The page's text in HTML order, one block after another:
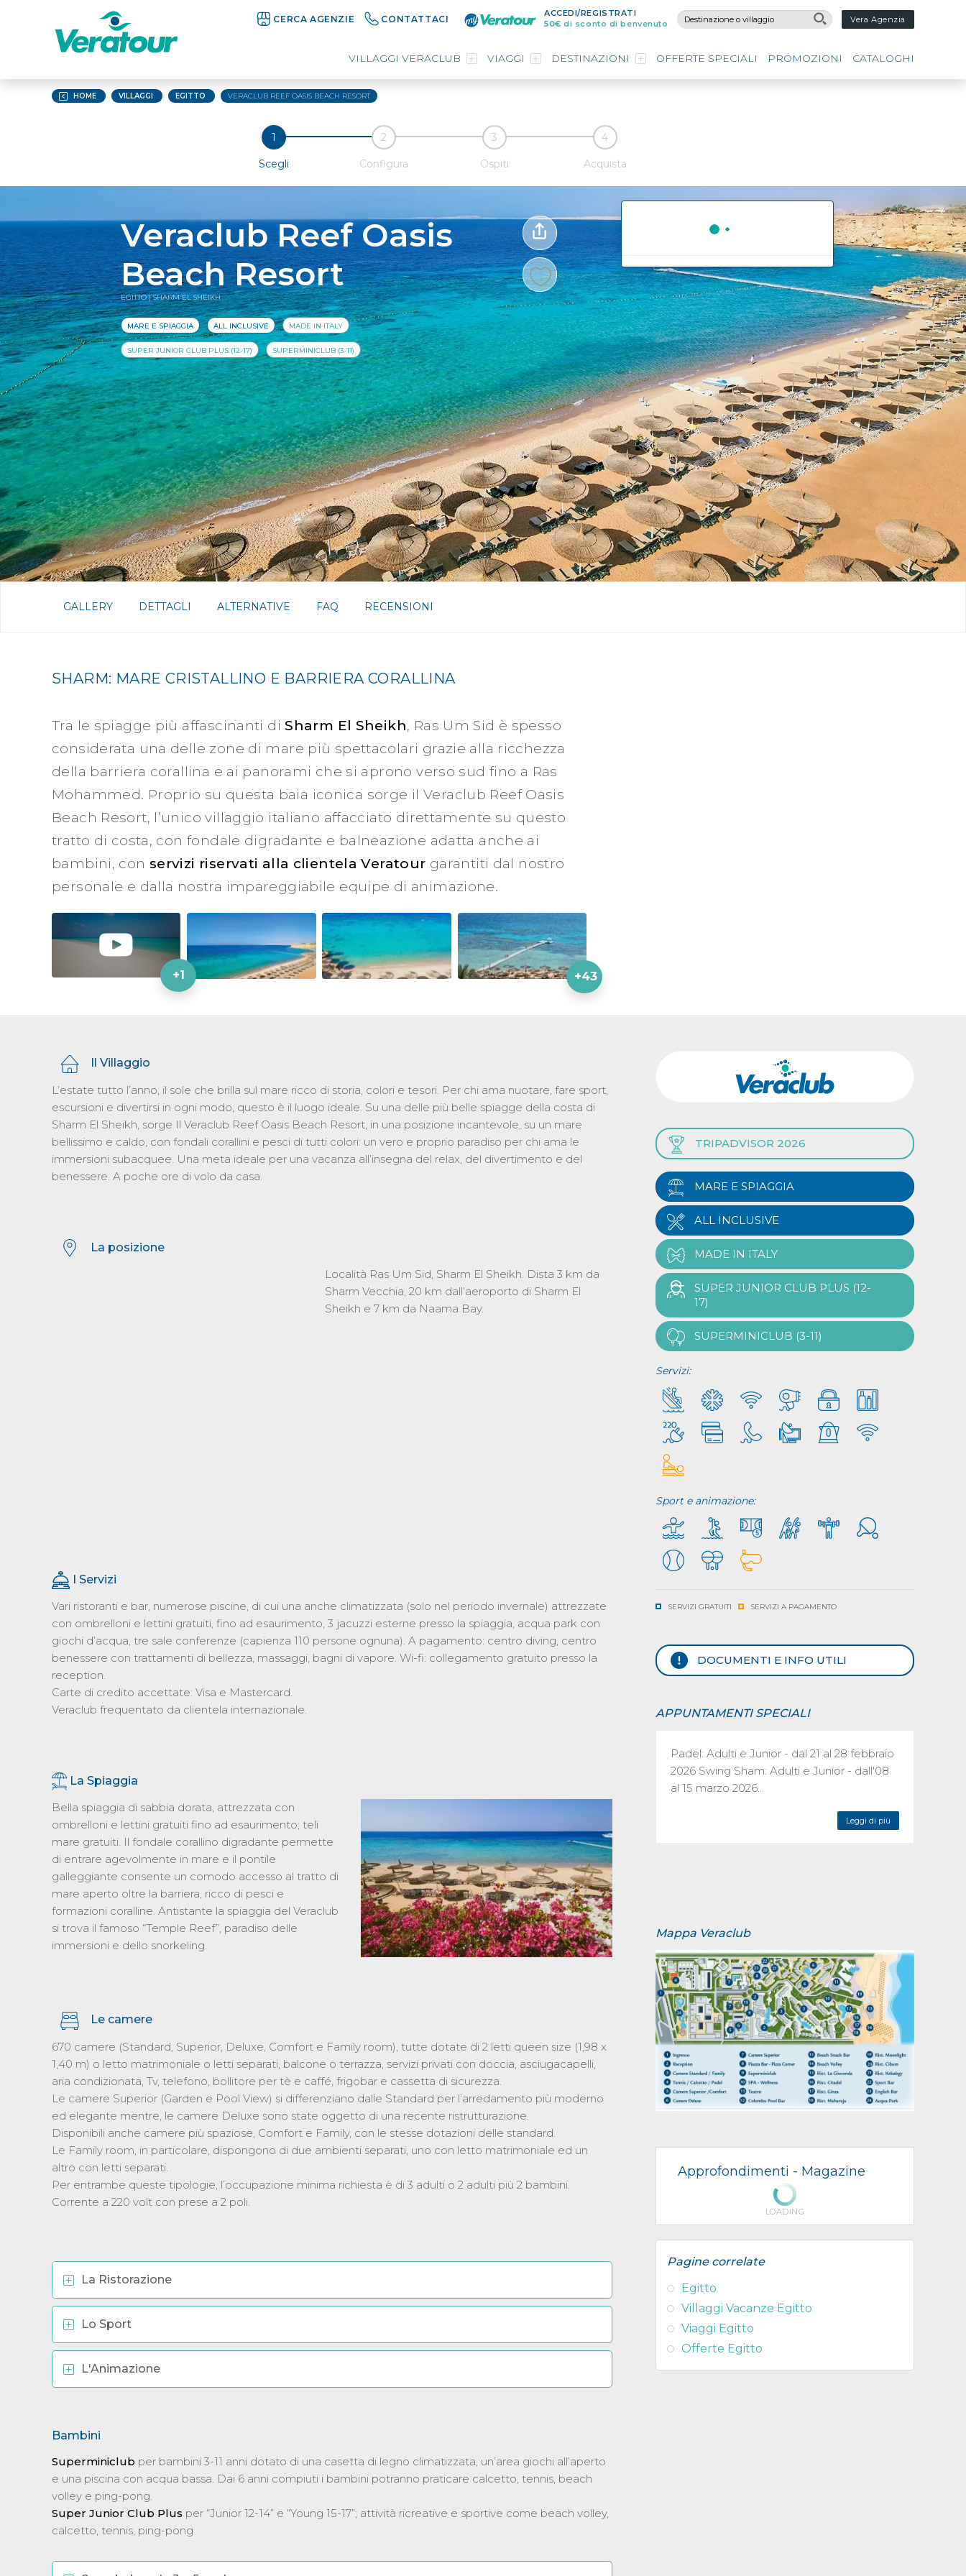
CERCA AGENZIE CONTATTACI
ACCEDI/REGISTRATI
50€ di sconto di benvenuto Vera Agenzia
VILLAGGI VERACLUB VIAGGI DESTINAZIONI OFFERTE SPECIALI PROMOZIONI CATALOGHI
HOME VILLAGGI EGITTO VERACLUB REEF OASIS BEACH RESORT
Scegli Configura Ospiti Acquista
Veraclub Reef Oasis
Beach Resort
EGITTO| SHARM EL SHEIKH
MARE E SPIAGGIA ALL INCLUSIVE MADE IN ITALY
SUPER JUNIOR CLUB PLUS (12-17) SUPERMINICLUB (3-11)
GALLERY DETTAGLI ALTERNATIVE FAQ RECENSIONI
SHARM: MARE CRISTALLINO E BARRIERA CORALLINA
Tra le spiagge più affascinanti diSharm El Sheikh, Ras Um Sid è spesso
considerata una delle zone di mare più spettacolari grazie alla ricchezza
della barriera corallina e ai panorami che si aprono verso sud fino a Ras
Mohammed. Proprio su questa baia iconica sorge il Veraclub Reef Oasis
Beach Resort, l’unico villaggio italiano affacciato direttamente su questo
tratto di costa, con fondale digradante e balneazione adatta anche ai
bambini, con servizi riservati alla clientela Veratour garantiti dal nostro
personale e dalla nostra impareggiabile equipe di animazione.
+1 +43
Il Villaggio
L’estate tutto l’anno, il sole che brilla sul mare ricco di storia, colori e tesori. Per chi ama nuotare, fare sport,
escursioni e divertirsi in ogni modo, questo è il luogo ideale. Su una delle più belle spiagge della costa di
Sharm El Sheikh, sorge Il Veraclub Reef Oasis Beach Resort, in una posizione incantevole, su un mare
bellissimo e caldo, con fondali corallini e pesci di tutti colori: un vero e proprio paradiso per chi ama le
immersioni subacquee. Una meta ideale per una vacanza all’insegna del relax, del divertimento e del
benessere. A poche ore di volo da casa.
La posizione
Località Ras Um Sid, Sharm El Sheikh. Dista 3 km da
Sharm Vecchia, 20 km dall’aeroporto di Sharm El
Sheikh e 7 km da Naama Bay.
I Servizi
Vari ristoranti e bar, numerose piscine, di cui una anche climatizzata (solo nel periodo invernale) attrezzate
con ombrelloni e lettini gratuiti, fino ad esaurimento, 3 jacuzzi esterne presso la spiaggia, acqua park con
giochi d’acqua, tre sale conferenze (capienza 110 persone ognuna). A pagamento: centro diving, centro
benessere con trattamenti di bellezza, massaggi, bagni di vapore. Wi-fi: collegamento gratuito presso la
reception.
Carte di credito accettate: Visa e Mastercard.
Veraclub frequentato da clientela internazionale.
La Spiaggia
Bella spiaggia di sabbia dorata, attrezzata con
ombrelloni e lettini gratuiti fino ad esaurimento; teli
mare gratuiti. Il fondale corallino digradante permette
di entrare agevolmente in mare e il pontile
galleggiante consente un comodo accesso al tratto di
mare aperto oltre la barriera, ricco di pesci e
formazioni coralline. Antistante la spiaggia del Veraclub
si trova il famoso “Temple Reef”, paradiso delle
immersioni e dello snorkeling.
Le camere
670 camere (Standard, Superior, Deluxe, Comfort e Family room), tutte dotate di 2 letti queen size (1,98 x
1,40 m) o letto matrimoniale o letti separati, balcone o terrazza, servizi privati con doccia, asciugacapelli,
aria condizionata, Tv, telefono, bollitore per tè e caffé, frigobar e cassetta di sicurezza.
Le camere Superior (Garden e Pool View) si differenziano dalle Standard per l’arredamento più moderno
ed elegante mentre, le camere Deluxe sono state oggetto di una recente ristrutturazione.
Disponibili anche camere più spaziose, Comfort e Family, con le stesse dotazioni delle standard.
Le Family room, in particolare, dispongono di due ambienti separati, uno con letto matrimoniale ed un
altro con letti separati.
Per entrambe queste tipologie, l’occupazione minima richiesta è di 3 adulti o 2 adulti più 2 bambini.
Corrente a 220 volt con prese a 2 poli.
La Ristorazione
Lo Sport
L'Animazione
Bambini
Superminiclub per bambini 3-11 anni dotato di una casetta di legno climatizzata, un’area giochi all’aperto
e una piscina con acqua bassa. Dai 6 anni compiuti i bambini potranno praticare calcetto, tennis, beach
volley e ping-pong.
Super Junior Club Plus per “Junior 12-14” e “Young 15-17”; attività ricreative e sportive come beach volley,
calcetto, tennis, ping-pong
TRIPADVISOR 2026
MARE E SPIAGGIA
ALL INCLUSIVE
MADE IN ITALY
SUPER JUNIOR CLUB PLUS (12-
17)
SUPERMINICLUB (3-11)
Servizi:
Sport e animazione:
SERVIZI GRATUITI SERVIZI A PAGAMENTO
DOCUMENTI E INFO UTILI
APPUNTAMENTI SPECIALI
Padel: Adulti e Junior - dal 21 al 28 febbraio
2026 Swing Sham: Adulti e Junior - dall'08
al 15 marzo 2026...
Leggi di più
Mappa Veraclub
Approfondimenti - Magazine
LOADING
Pagine correlate
Egitto
Villaggi Vacanze Egitto
Viaggi Egitto
Offerte Egitto